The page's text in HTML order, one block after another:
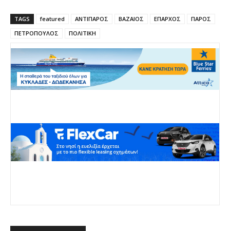
TAGS featured ΑΝΤΙΠΑΡΟΣ ΒΑΖΑΙΟΣ ΕΠΑΡΧΟΣ
ΠΑΡΟΣ
ΠΕΤΡΟΠΟΥΛΟΣ
ΠΟΛΙΤΙΚΗ